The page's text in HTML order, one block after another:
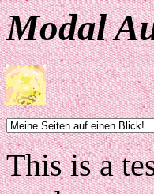
Modal
This is a